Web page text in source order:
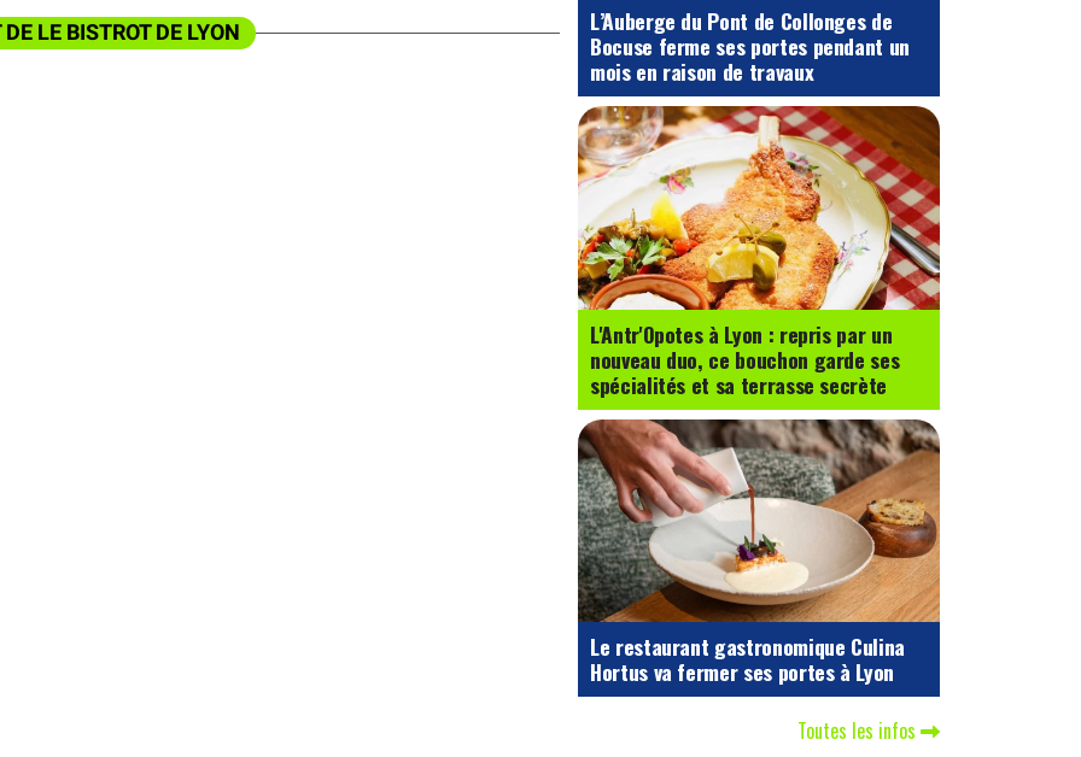
LE BISTROT DE LYON
L’Auberge du Pont de Collonges de
Bocuse ferme ses portes pendant un
mois en raison de travaux
L'Antr'Opotes à Lyon : repris par un
nouveau duo, ce bouchon garde ses
spécialités et sa terrasse secrète
Le restaurant gastronomique Culina
Hortus va fermer ses portes à Lyon
Toutes les infos